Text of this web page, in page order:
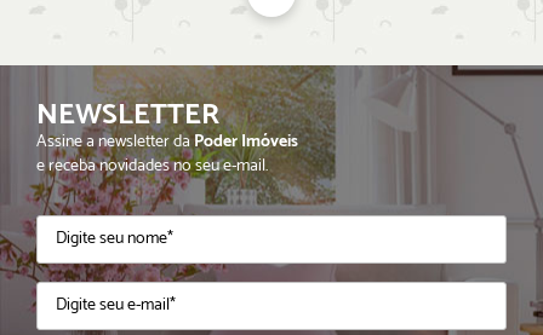
ENVIAR
NEWSLETTER
Assine a newsletter daPoder Imóveis
e receba novidades no seu e-mail.